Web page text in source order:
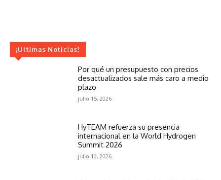
¡Ultimas Noticias!
Por qué un presupuesto con precios
desactualizados sale más caro a medio
plazo
julio 15, 2026
HyTEAM refuerza su presencia
internacional en la World Hydrogen
Summit 2026
julio 10, 2026